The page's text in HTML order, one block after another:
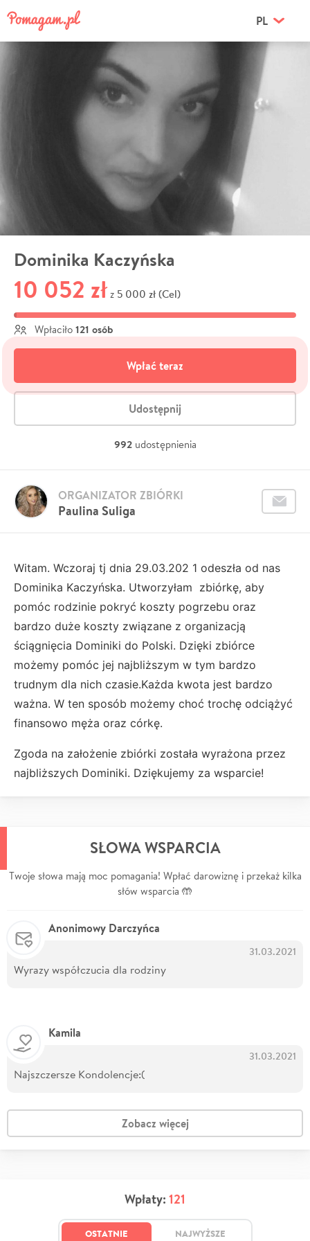
PL
Dominika Kaczyńska
10 052 zł z 5 000 zł (Cel)
Wpłaciło 121 osób
Wpłać teraz
Udostępnij
992 udostępnienia
Paulina Suliga
ORGANIZATOR ZBIÓRKI
Witam. Wczoraj tj dnia 29.03.202 1 odeszła od nas
Dominika Kaczyńska. Utworzyłam zbiórkę, aby
pomóc rodzinie pokryć koszty pogrzebu oraz
bardzo duże koszty związane z organizacją
ściągnięcia Dominiki do Polski. Dzięki zbiórce
możemy pomóc jej najbliższym w tym bardzo
trudnym dla nich czasie.Każda kwota jest bardzo
ważna. W ten sposób możemy choć trochę odciążyć
finansowo męża oraz córkę.
Zgoda na założenie zbiórki została wyrażona przez
najbliższych Dominiki. Dziękujemy za wsparcie!
SŁOWA WSPARCIA
Twoje słowa mają moc pomagania! Wpłać darowiznę i przekaż kilka
słów wsparcia 🤲
Anonimowy Darczyńca
31.03.2021
Wyrazy współczucia dla rodziny
Kamila
31.03.2021
Najszczersze Kondolencje:(
Zobacz więcej
Wpłaty: 121
OSTATNIE NAJWYŻSZE